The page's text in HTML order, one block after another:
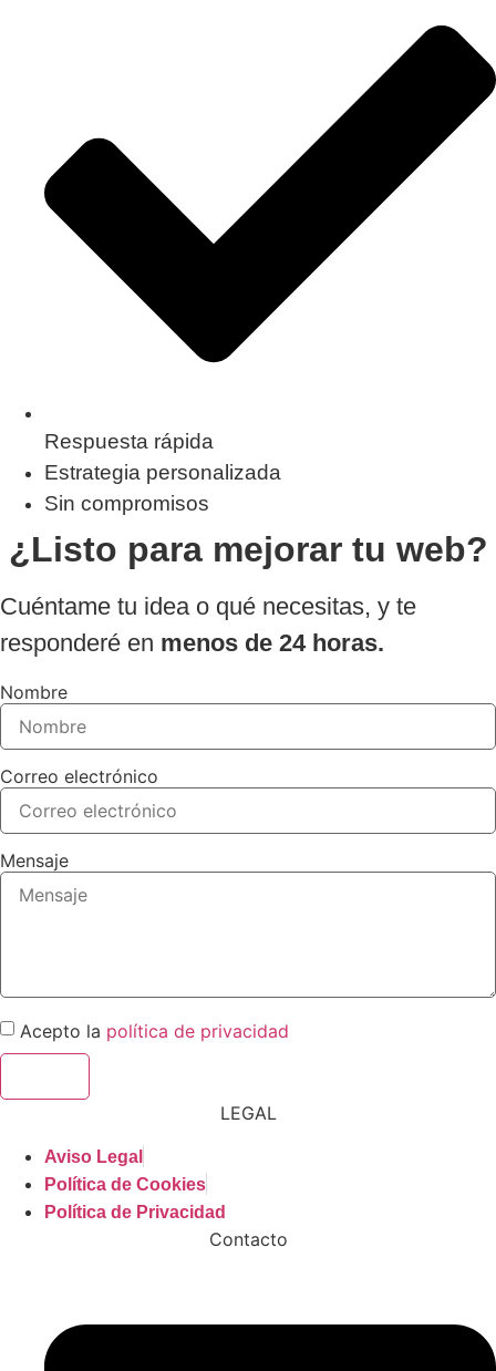
Respuesta rápida
Estrategia personalizada
Sin compromisos
¿Listo para mejorar tu web?
Cuéntame tu idea o qué necesitas, y te
responderé en menos de 24 horas.
Nombre
Correo electrónico
Mensaje
Acepto la política de privacidad
LEGAL
Aviso Legal
Política de Cookies
Política de Privacidad
Contacto